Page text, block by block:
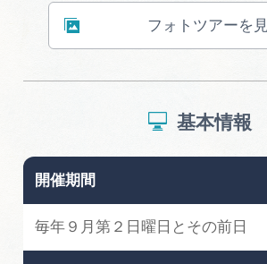
フォトツアーを
基本情報
開催期間
毎年９月第２日曜日とその前日